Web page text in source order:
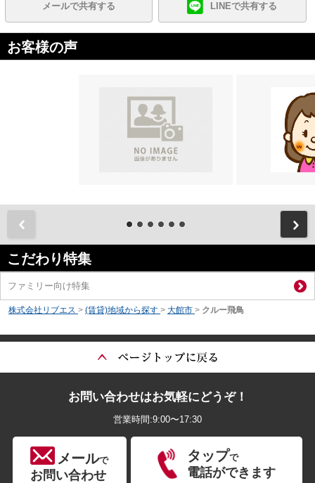
メールで共有する LINEで共有する
お客様の声
こだわり特集
ファミリー向け特集
株式会社リブエス > (賃貸)地域から探す > 大館市 > クルー飛鳥
お問い合わせはお気軽にどうぞ！
営業時間:9:00〜17:30
メールで
お問い合わせ
タップで
電話ができます